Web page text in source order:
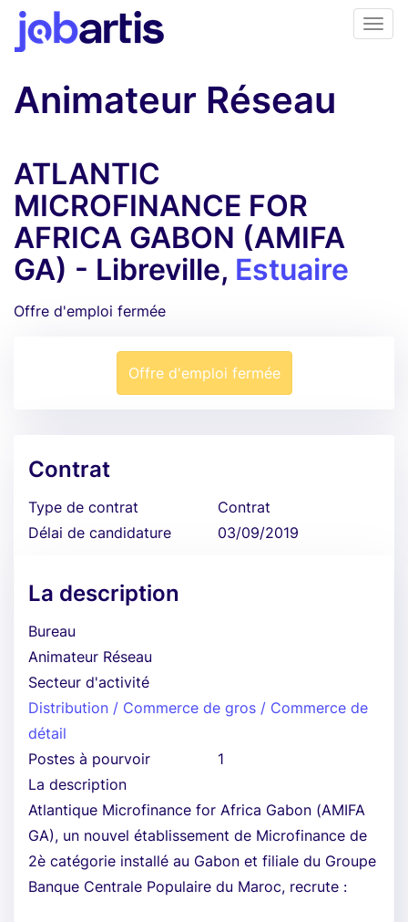
Animateur Réseau
ATLANTIC
MICROFINANCE FOR
AFRICA GABON (AMIFA
GA) - Libreville, Estuaire
Offre d'emploi fermée
Offre d'emploi fermée
Contrat
Type de contrat
Contrat
Délai de candidature
03/09/2019
La description
Bureau
Animateur Réseau
Secteur d'activité
Distribution / Commerce de gros / Commerce de
détail
Postes à pourvoir
1
La description
Atlantique Microfinance for Africa Gabon (AMIFA
GA), un nouvel établissement de Microfinance de
2è catégorie installé au Gabon et filiale du Groupe
Banque Centrale Populaire du Maroc, recrute :